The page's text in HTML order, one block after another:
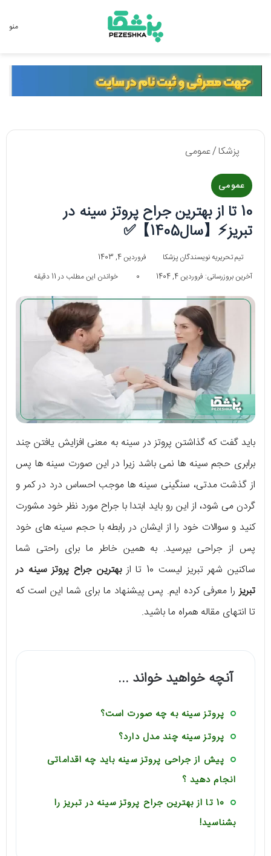
منو
پزشکا/عمومی
عمومی
10 تا از بهترین جراح پروتز سینه در
تبریز⚡【سال1405】✅
تیم تحریریه نویسندگان پزشکا
فروردین 4, 1403
آخرین بروزرسانی: فروردین 4, 1404
0 خواندن این مطلب در 11 دقیقه
باید گفت که گذاشتن پروتز در سینه به معنی افزایش یافتن چند
برابری حجم سینه ها نمی باشد زیرا در این صورت سینه ها پس
از گذشت مدتی، سنگینی سینه ها موجب احساس درد در کمر و
گردن می شود، از این رو باید ابتدا با جراح مورد نظر خود مشورت
کنید و سوالات خود را از ایشان در رابطه با حجم سینه های خود
پس از جراحی بپرسید. به همین خاطر ما برای راحتی شما
ساکنین شهر تبریز لیست 10 تا از
بهترین جراح پروتز سینه در
تبریزرا معرفی کرده ایم. پس پیشنهاد ما برای شما این است که
تا انتهای مقاله همراه ما باشید.
آنچه خواهید خواند ...
پروتز سینه به چه صورت است؟
پروتز سینه چند مدل دارد؟
پیش از جراحی پروتز سینه باید چه اقداماتی
انجام دهید ؟
10 تا از بهترین جراح پروتز سینه در تبریز را
بشناسید!